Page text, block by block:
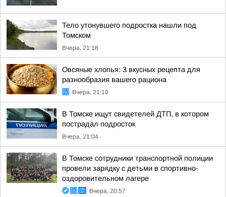
Тело утонувшего подростка нашли под
Томском
Вчера, 21:18
Овсяные хлопья: 3 вкусных рецепта для
разнообразия вашего рациона
Вчера, 21:10
В Томске ищут свидетелей ДТП, в котором
пострадал подросток
Вчера, 21:04
В Томске сотрудники транспортной полиции
провели зарядку с детьми в спортивно-
оздоровительном лагере
Вчера, 20:57